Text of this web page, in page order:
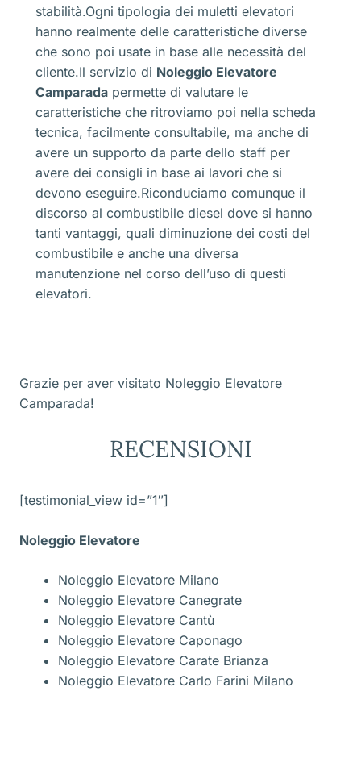
stabilità.Ogni tipologia dei muletti elevatori
hanno realmente delle caratteristiche diverse
che sono poi usate in base alle necessità del
cliente.Il servizio di Noleggio Elevatore
Camparada permette di valutare le
caratteristiche che ritroviamo poi nella scheda
tecnica, facilmente consultabile, ma anche di
avere un supporto da parte dello staff per
avere dei consigli in base ai lavori che si
devono eseguire.Riconduciamo comunque il
discorso al combustibile diesel dove si hanno
tanti vantaggi, quali diminuzione dei costi del
combustibile e anche una diversa
manutenzione nel corso dell’uso di questi
elevatori.
Grazie per aver visitato Noleggio Elevatore
Camparada!
RECENSIONI
[testimonial_view id=”1″]
Noleggio Elevatore
Noleggio Elevatore Milano
Noleggio Elevatore Canegrate
Noleggio Elevatore Cantù
Noleggio Elevatore Caponago
Noleggio Elevatore Carate Brianza
Noleggio Elevatore Carlo Farini Milano